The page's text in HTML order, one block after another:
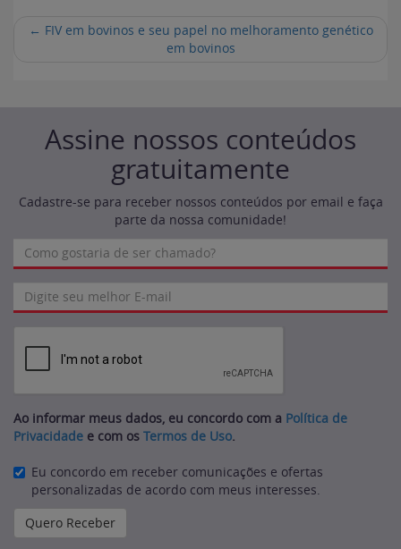
← FIV em bovinos e seu papel no melhoramento genético
em bovinos
Assine nossos conteúdos
gratuitamente
Cadastre-se para receber nossos conteúdos por email e faça
parte da nossa comunidade!
Ao informar meus dados, eu concordo com a Política de
Privacidade e com os Termos de Uso.
Eu concordo em receber comunicações e ofertas
personalizadas de acordo com meus interesses.